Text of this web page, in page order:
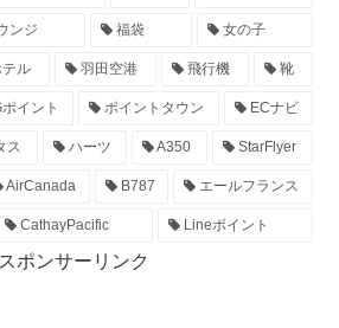
ンジ 福袋 女の子
ル 羽田空港 飛行機 靴
イント ポイントタウン ECナビ
ス ハーツ A350 StarFlyer
AirCanada B787 エールフランス
CathayPacific Lineポイント
スポンサーリンク